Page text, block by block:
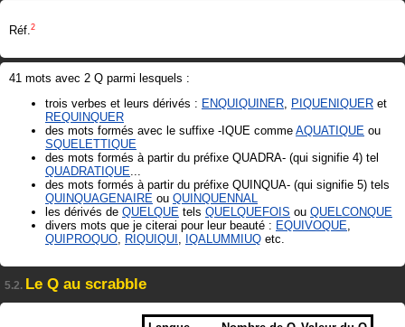
Réf. 2
41 mots avec 2 Q parmi lesquels :
trois verbes et leurs dérivés : ENQUIQUINER PIQUENIQUER et
REQUINQUER
des mots formés avec le suffixe -IQUE comme AQUATIQUE ou
SQUELETTIQUE
des mots formés à partir du préfixe QUADRA- (qui signifie 4) tel
QUADRATIQUE
des mots formés à partir du préfixe QUINQUA- (qui signifie 5) tels
QUINQUAGENAIRE ou QUINQUENNAL
les dérivés de QUELQUE tels QUELQUEFOIS ou QUELCONQUE
divers mots que je citerai pour leur beauté : EQUIVOQUE
QUIPROQUO
RIQUIQUI IQALUMMIUQ etc.
5.2. Le Q au scrabble